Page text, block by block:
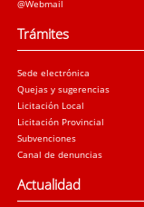
@Webmail
Trámites
Sede electrónica
Quejas y sugerencias
Licitación Local
Licitación Provincial
Subvenciones
Canal de denuncias
Actualidad